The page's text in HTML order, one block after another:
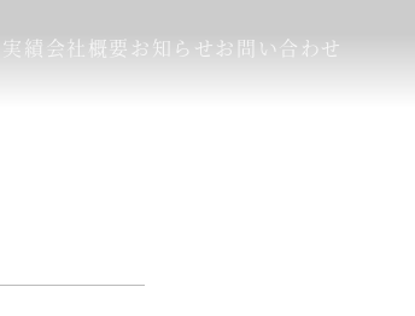
実績 会社概要お知らせお問い合わせ